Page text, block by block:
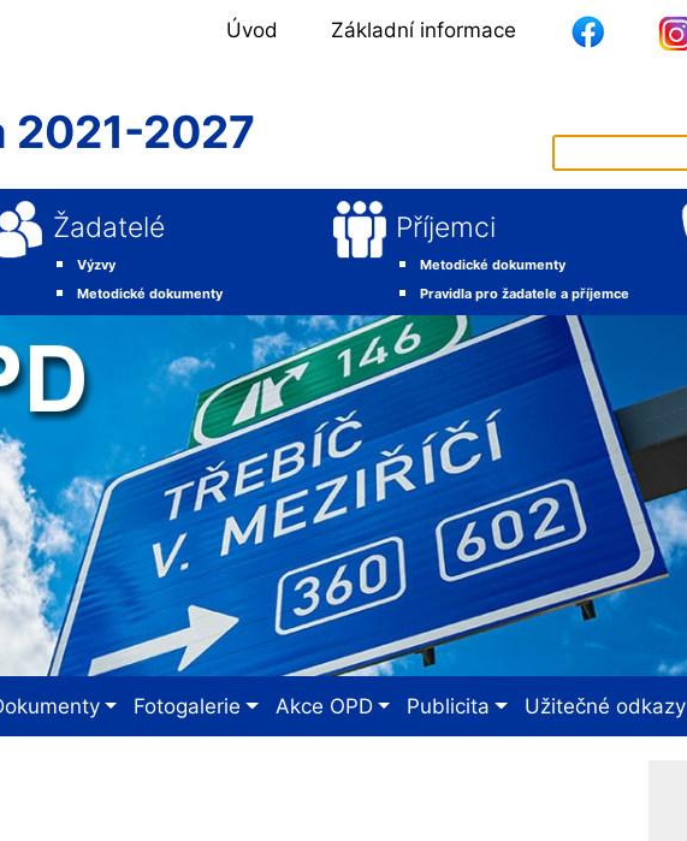
Úvod Základní informace
2021-2027
Žadatelé
Výzvy
Metodické dokumenty
Příjemci
Metodické dokumenty
Pravidla pro žadatele a příjemce
Fotogalerie Akce OPD Publicita Užitečné odkazy